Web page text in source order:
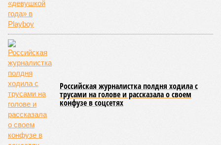
Август не стал ломать мрачной традиции: 1-го числа – теракт на
Кудринской площади в Москве с пятерыми погибшими, а 3-го –
удар украинским дроном по отдыхающим на пляже под
Геленджиком – погибли семеро, из них четверо –
несовершеннолетние. Киев, проигрывая на поле боя,
терроризирует гражданских, отыгрывается на наших детях. Пора
бы призвать террористов к ответу, не так ли?
Сюжет:Международные конфликты
Генералов в Москвеубивали, общественников – тоже,
готовили покушения на видных чиновников и журналистов
– всё уже было. В этот раз погибли зять главкома ВКС
Александра Чайко